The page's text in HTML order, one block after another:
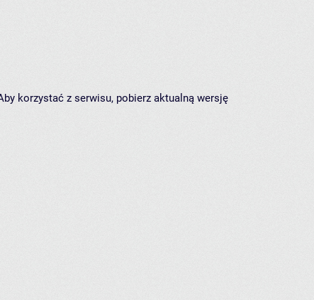
korzystać z serwisu, pobierz aktualną wersję